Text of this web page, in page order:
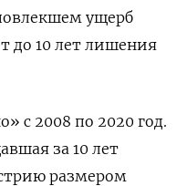
ущерб
до 10 лет лишения
с 2008 по 2020 год.
за 10 лет
размером